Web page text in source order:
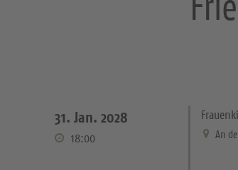
31. Jan. 2028
18:00 An